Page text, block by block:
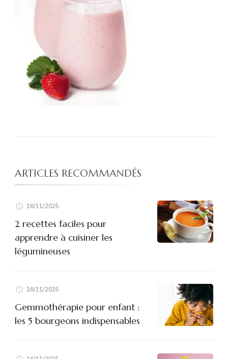
ARTICLES RECOMMANDÉS
16/11/2025
2 recettes faciles pour
apprendre à cuisiner les
légumineuses
16/11/2025
Gemmothérapie pour enfant :
les 5 bourgeons indispensables